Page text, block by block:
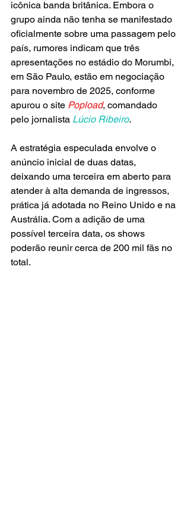
icônica banda britânica. Embora o
grupo ainda não tenha se manifestado
oficialmente sobre uma passagem pelo
país, rumores indicam que três
apresentações no estádio do Morumbi,
em São Paulo, estão em negociação
para novembro de 2025, conforme
apurou o site Popload, comandado
pelo jornalista Lúcio Ribeiro.
A estratégia especulada envolve o
anúncio inicial de duas datas,
deixando uma terceira em aberto para
atender à alta demanda de ingressos,
prática já adotada no Reino Unido e na
Austrália. Com a adição de uma
possível terceira data, os shows
poderão reunir cerca de 200 mil fãs no
total.